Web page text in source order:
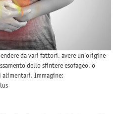
da vari fattori, avere un’origine
dello sfintere esofageo, o
alimentari. Immagine: